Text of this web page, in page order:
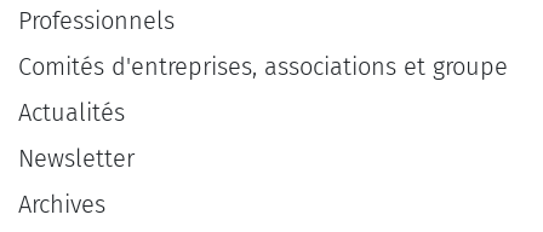
Professionnels
Comités d'entreprises, associations et groupe
Actualités
Newsletter
Archives